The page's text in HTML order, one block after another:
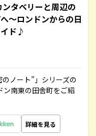
タベリーと周辺の
～ロンドンからの日
ド♪
ノート”」シリーズの
ン南東の田舎町をご紹
詳細を見る